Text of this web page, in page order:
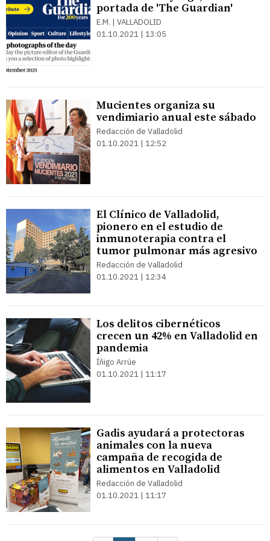
portada de 'The Guardian'
E.M. | VALLADOLID
01.10.2021 | 13:05
Mucientes organiza su
vendimiario anual este sábado
Redacción de Valladolid
01.10.2021 | 12:52
El Clínico de Valladolid,
pionero en el estudio de
inmunoterapia contra el
tumor pulmonar más agresivo
Redacción de Valladolid
01.10.2021 | 12:34
Los delitos cibernéticos
crecen un 42% en Valladolid en
pandemia
Íñigo Arrúe
01.10.2021 | 11:17
Gadis ayudará a protectoras
animales con la nueva
campaña de recogida de
alimentos en Valladolid
Redacción de Valladolid
01.10.2021 | 11:17